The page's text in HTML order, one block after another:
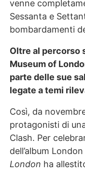
venne
Sessanta e
bombardamenti
Oltre al percorso
Museum of
parte delle sue
legate a temi
Così, da
protagonisti di
Clash. Per
dell’album
London ha